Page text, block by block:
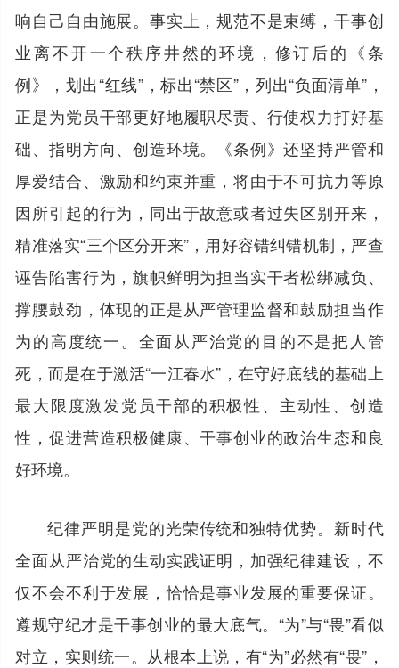
响自己自由施展。事实上，规范不是束缚，干事创
业离不开一个秩序井然的环境，修订后的《条
例》，划出“红线”，标出“禁区”，列出“负面清单”，
正是为党员干部更好地履职尽责、行使权力打好基
础、指明方向、创造环境。《条例》还坚持严管和
厚爱结合、激励和约束并重，将由于不可抗力等原
因所引起的行为，同出于故意或者过失区别开来，
精准落实“三个区分开来”，用好容错纠错机制，严查
诬告陷害行为，旗帜鲜明为担当实干者松绑减负、
撑腰鼓劲，体现的正是从严管理监督和鼓励担当作
为的高度统一。全面从严治党的目的不是把人管
死，而是在于激活“一江春水”，在守好底线的基础上
最大限度激发党员干部的积极性、主动性、创造
性，促进营造积极健康、干事创业的政治生态和良
好环境。
纪律严明是党的光荣传统和独特优势。新时代
全面从严治党的生动实践证明，加强纪律建设，不
仅不会不利于发展，恰恰是事业发展的重要保证。
遵规守纪才是干事创业的最大底气。“为”与“畏”看似
对立，实则统一。从根本上说，有“为”必然有“畏”，